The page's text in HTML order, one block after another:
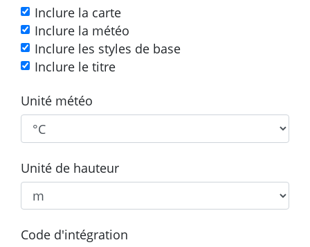
Inclure la carte
Inclure la météo
Inclure les styles de base
Inclure le titre
Unité météo
Unité de hauteur
Code d'intégration